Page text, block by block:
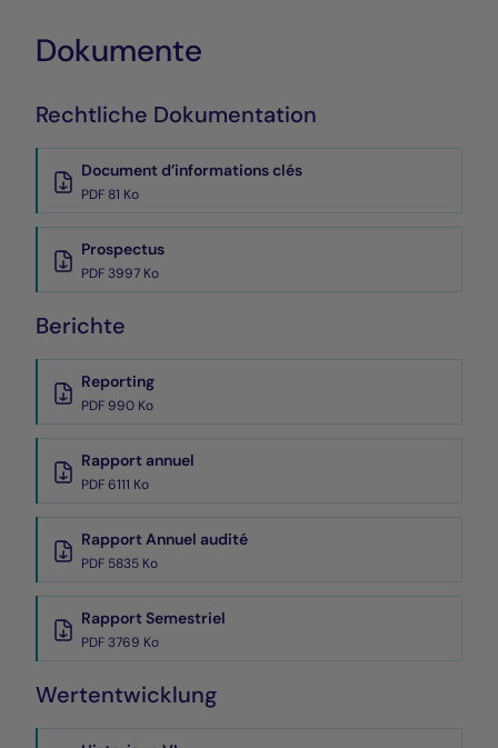
Dokumente
Rechtliche Dokumentation
Document d’informations clés
PDF 81 Ko
Prospectus
PDF 3997 Ko
Berichte
Reporting
PDF 990 Ko
Rapport annuel
PDF 6111 Ko
Rapport Annuel audité
PDF 5835 Ko
Rapport Semestriel
PDF 3769 Ko
Wertentwicklung